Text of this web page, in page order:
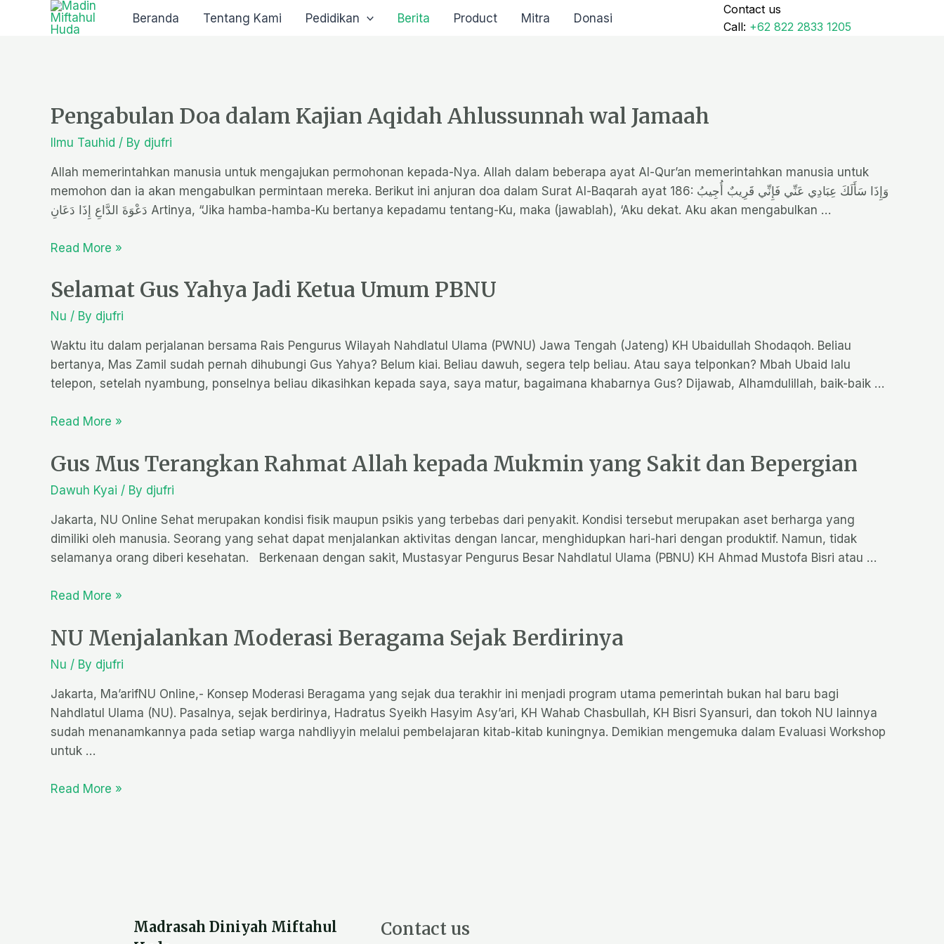
Beranda Tentang Kami Pedidikan Berita Product Mitra Donasi
Contact us
Call: +62 822 2833 1205
Pengabulan Doa dalam Kajian Aqidah Ahlussunnah wal Jamaah
Ilmu Tauhid / By djufri
Allah memerintahkan manusia untuk mengajukan permohonan kepada-Nya. Allah dalam beberapa ayat Al-Qur’an memerintahkan manusia untuk
memohon dan ia akan mengabulkan permintaan mereka. Berikut ini anjuran doa dalam Surat Al-Baqarah ayat 186: وَإِذَا سَأَلَكَ عِبَادِي عَنِّي فَإِنِّي قَرِيبٌ أُجِيبُ
دَعْوَةَ الدَّاعِ إِذَا دَعَانِ Artinya, “Jika hamba-hamba-Ku bertanya kepadamu tentang-Ku, maka (jawablah), ‘Aku dekat. Aku akan mengabulkan …
Read More »
Selamat Gus Yahya Jadi Ketua Umum PBNU
Nu / By djufri
Waktu itu dalam perjalanan bersama Rais Pengurus Wilayah Nahdlatul Ulama (PWNU) Jawa Tengah (Jateng) KH Ubaidullah Shodaqoh. Beliau
bertanya, Mas Zamil sudah pernah dihubungi Gus Yahya? Belum kiai. Beliau dawuh, segera telp beliau. Atau saya telponkan? Mbah Ubaid lalu
telepon, setelah nyambung, ponselnya beliau dikasihkan kepada saya, saya matur, bagaimana khabarnya Gus? Dijawab, Alhamdulillah, baik-baik …
Read More »
Gus Mus Terangkan Rahmat Allah kepada Mukmin yang Sakit dan Bepergian
Dawuh Kyai / By djufri
Jakarta, NU Online Sehat merupakan kondisi fisik maupun psikis yang terbebas dari penyakit. Kondisi tersebut merupakan aset berharga yang
dimiliki oleh manusia. Seorang yang sehat dapat menjalankan aktivitas dengan lancar, menghidupkan hari-hari dengan produktif. Namun, tidak
selamanya orang diberi kesehatan. Berkenaan dengan sakit, Mustasyar Pengurus Besar Nahdlatul Ulama (PBNU) KH Ahmad Mustofa Bisri atau …
Read More »
NU Menjalankan Moderasi Beragama Sejak Berdirinya
Nu / By djufri
Jakarta, Ma’arifNU Online,- Konsep Moderasi Beragama yang sejak dua terakhir ini menjadi program utama pemerintah bukan hal baru bagi
Nahdlatul Ulama (NU). Pasalnya, sejak berdirinya, Hadratus Syeikh Hasyim Asy’ari, KH Wahab Chasbullah, KH Bisri Syansuri, dan tokoh NU lainnya
sudah menanamkannya pada setiap warga nahdliyyin melalui pembelajaran kitab-kitab kuningnya. Demikian mengemuka dalam Evaluasi Workshop
untuk …
Read More »
Madrasah Diniyah Miftahul
Contact us